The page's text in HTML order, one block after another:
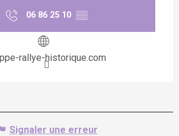
06 86 25 10 ▒▒
rallye-historique.com
Signaler une erreur